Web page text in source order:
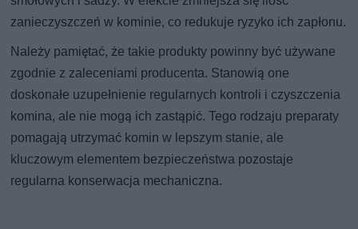
zanieczyszczeń w kominie, co redukuje ryzyko ich zapłonu.
Należy pamiętać, że takie produkty powinny być używane
zgodnie z zaleceniami producenta. Stanowią one
doskonałe uzupełnienie regularnych kontroli i czyszczenia
komina, ale nie mogą ich zastąpić. Tego rodzaju preparaty
pomagają utrzymać komin w lepszym stanie, ale
kluczowym elementem bezpieczeństwa pozostaje
regularna konserwacja mechaniczna.